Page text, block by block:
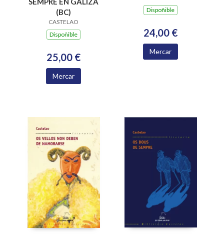
(BC)
CASTELAO
Dispoñible
25,00 €
Mercar
Dispoñible
24,00 €
Mercar